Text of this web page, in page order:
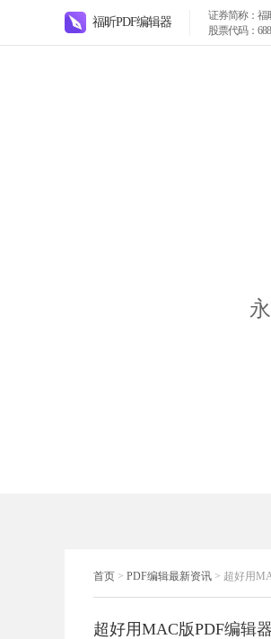
福昕PDF编辑器
证券简称：福
股票代码：
首页 > PDF编辑最新资讯 > 超好用
超好用MAC版PDF编辑